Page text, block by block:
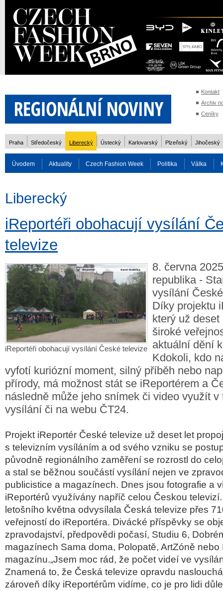
Kontakt
Archiv
Ceníky
Praha Středočeský Liberecký Ústecký Karlovarský Plzeňský Jihočeský
Úvodem Aktuality Czech Fashion Week Politika Válka
Liberecký
iReportéři obohacují vysílání
televize
iReportéři obohacují vysílání České televize
8. června
republika -
vysílání
Díky projektu
který už
široké
aktuální dění
Kdokoli, kdo
vyfotí kuriózní moment, silný příběh nebo
přírody, má možnost stát se iReportérem a
následně může jeho snímek či video využít v
vysílání či na webu ČT24.
Projekt iReportér České televize už deset let
s televizním vysíláním a od svého vzniku se
původně regionálního zaměření se rozrostl do
a stal se běžnou součástí vysílání nejen ve
publicistice a magazínech. Dnes jsou fotografie a
iReportérů využívány napříč celou Českou
letošního května odvysílala Česká televize přes
veřejností do iReportéra. Divácké příspěvky se
zpravodajství, předpovědi počasí, Studiu 6,
magazínech Sama doma, Polopatě, ArtZóně
magazínu.„Jsem moc rád, že počet videí ve
Znamená to, že Česká televize opravdu
zároveň díky iReportérům vidíme, co je pro lidi